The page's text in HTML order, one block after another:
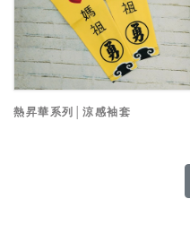
熱昇華系列│涼感袖套